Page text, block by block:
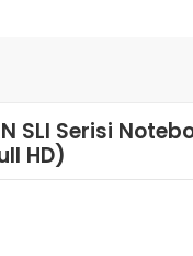
SLI Serisi
HD)